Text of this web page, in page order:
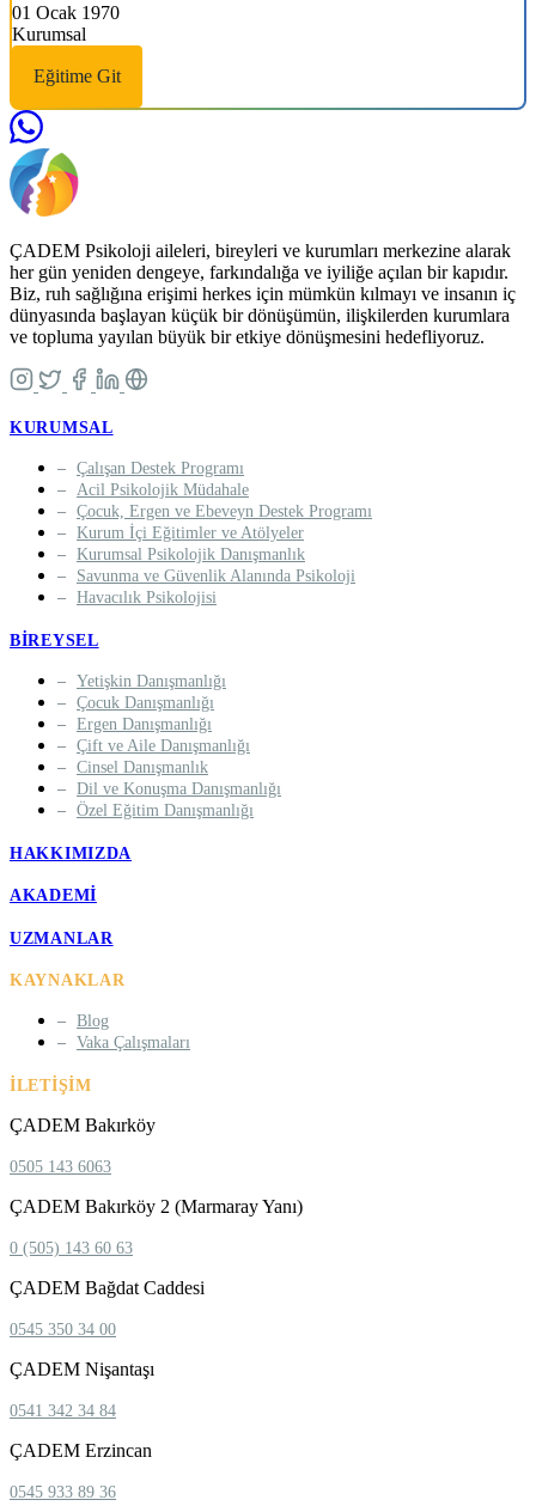
01 Ocak 1970
Kurumsal
Eğitime Git
ÇADEM Psikoloji aileleri, bireyleri ve kurumları merkezine alarak
her gün yeniden dengeye, farkındalığa ve iyiliğe açılan bir kapıdır.
Biz, ruh sağlığına erişimi herkes için mümkün kılmayı ve insanın iç
dünyasında başlayan küçük bir dönüşümün, ilişkilerden kurumlara
ve topluma yayılan büyük bir etkiye dönüşmesini hedefliyoruz.
KURUMSAL
Çalışan Destek Programı
Acil Psikolojik Müdahale
Çocuk, Ergen ve Ebeveyn Destek Programı
Kurum İçi Eğitimler ve Atölyeler
Kurumsal Psikolojik Danışmanlık
Savunma ve Güvenlik Alanında Psikoloji
Havacılık Psikolojisi
BIREYSEL
Yetişkin Danışmanlığı
Çocuk Danışmanlığı
Ergen Danışmanlığı
Çift ve Aile Danışmanlığı
Cinsel Danışmanlık
Dil ve Konuşma Danışmanlığı
Özel Eğitim Danışmanlığı
HAKKIMIZDA
AKADEMI
UZMANLAR
KAYNAKLAR
Blog
Vaka Çalışmaları
İLETIŞIM
ÇADEM Bakırköy
0505 143 6063
ÇADEM Bakırköy 2 (Marmaray Yanı)
0 (505) 143 60 63
ÇADEM Bağdat Caddesi
0545 350 34 00
ÇADEM Nişantaşı
0541 342 34 84
ÇADEM Erzincan
0545 933 89 36